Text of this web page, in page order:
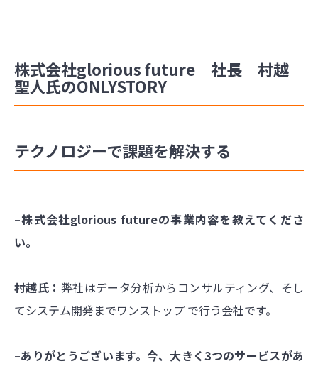
株式会社glorious future 社長 村越
聖人氏のONLYSTORY
テクノロジーで課題を解決する
–株式会社glorious futureの事業内容を教えてくださ
い。
村越氏： 弊社はデータ分析からコンサルティング、そし
てシステム開発までワンストップ で行う会社です。
–ありがとうございます。今、大きく3つのサービスがあ